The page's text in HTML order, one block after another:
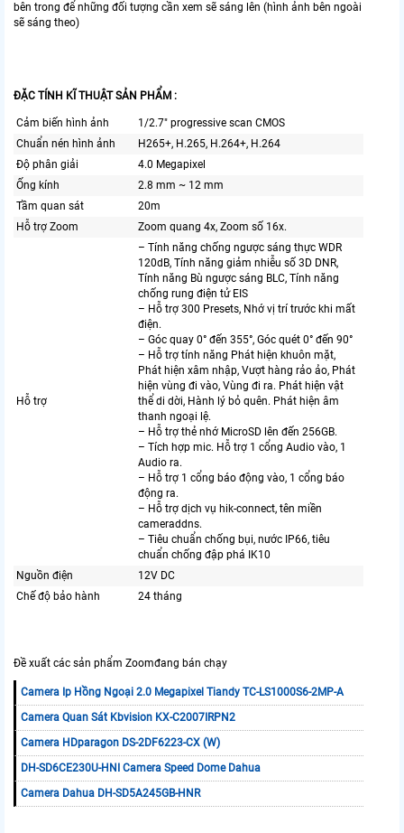
bên trong để những đối tượng cần xem sẽ sáng lên (hình ảnh bên ngoài
sẽ sáng theo)
ĐẶC TÍNH KĨ THUẬT SẢN PHẨM :
Cảm biến hình ảnh
1/2.7″ progressive scan CMOS
Chuẩn nén hình ảnh
H265+, H.265, H.264+, H.264
Độ phân giải
4.0 Megapixel
Ống kính
2.8 mm ~ 12 mm
Tầm quan sát
20m
Hỗ trợ Zoom
Zoom quang 4x, Zoom số 16x.
Hỗ trợ
– Tính năng chống ngược sáng thực WDR
120dB, Tính năng giảm nhiễu số 3D DNR,
Tính năng Bù ngược sáng BLC, Tính năng
chống rung điện tử EIS
– Hỗ trợ 300 Presets, Nhớ vị trí trước khi mất
điện.
– Góc quay 0° đến 355°, Góc quét 0° đến 90°
– Hỗ trợ tính năng Phát hiện khuôn mặt,
Phát hiện xâm nhập, Vượt hàng rảo ảo, Phát
hiện vùng đi vào, Vùng đi ra. Phát hiện vật
thể di dời, Hành lý bỏ quên. Phát hiện âm
thanh ngoại lệ.
– Hỗ trợ thẻ nhớ MicroSD lên đến 256GB.
– Tích hợp mic. Hỗ trợ 1 cổng Audio vào, 1
Audio ra.
– Hỗ trợ 1 cổng báo động vào, 1 cổng báo
động ra.
– Hỗ trợ dịch vụ hik-connect, tên miền
cameraddns.
– Tiêu chuẩn chống bụi, nước IP66, tiêu
chuẩn chống đập phá IK10
Nguồn điện
12V DC
Chế độ bảo hành
24 tháng
Đề xuất các sản phẩm Zoomđang bán chạy
Camera Ip Hồng Ngoại 2.0 Megapixel Tiandy TC-LS1000S6-2MP-A
Camera Quan Sát Kbvision KX-C2007IRPN2
Camera HDparagon DS-2DF6223-CX (W)
DH-SD6CE230U-HNI Camera Speed Dome Dahua
Camera Dahua DH-SD5A245GB-HNR